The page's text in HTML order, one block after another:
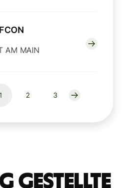
AM MAIN
1 2 3
gestellte